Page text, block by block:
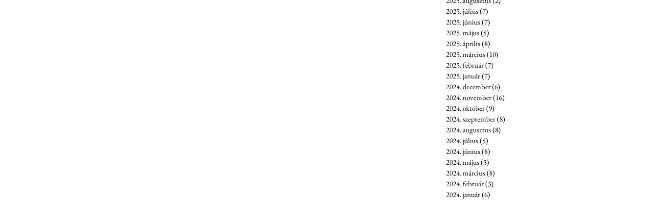
2025. július(7)
2025. június(7)
2025. május(5)
2025. április(8)
2025. március(10)
2025. február(7)
2025. január(7)
2024. december(6)
2024. november(16)
2024. október(9)
2024. szeptember(8)
2024. augusztus(8)
2024. július(5)
2024. június(8)
2024. május(3)
2024. március(8)
2024. február(3)
2024. január(6)